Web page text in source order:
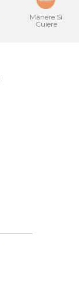
Manere Si
Cuiere